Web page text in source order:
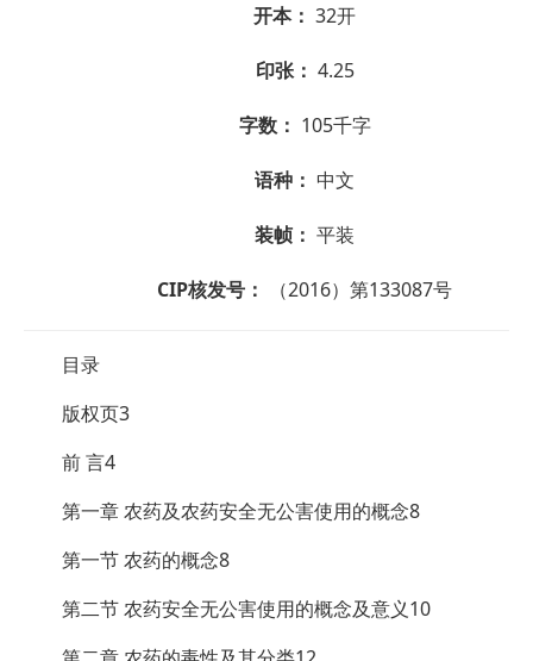
开本： 32开
印张： 4.25
字数： 105千字
语种： 中文
装帧： 平装
CIP核发号： （2016）第133087号
目录
版权页3
前 言4
第一章 农药及农药安全无公害使用的概念8
第一节 农药的概念8
第二节 农药安全无公害使用的概念及意义10